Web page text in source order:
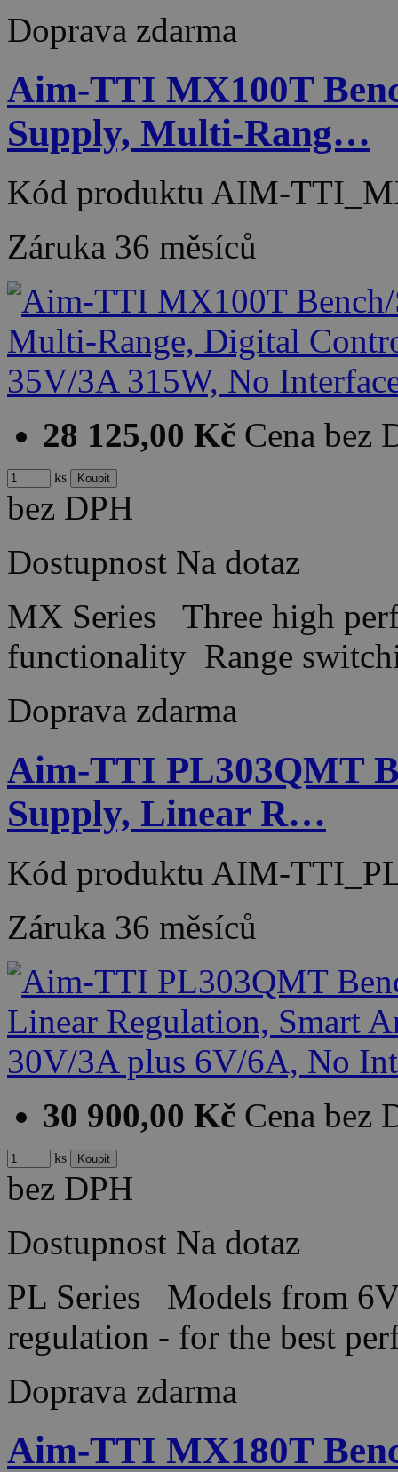
Doprava zdarma
Aim-TTI MX100T
Supply, Multi-Rang…
Kód produktu AIM-
Záruka 36 měsíců
28 125,00 Kč Cena bez
ks
bez DPH
Dostupnost Na dotaz
MX Series Three high
functionality Range
Doprava zdarma
Aim-TTI PL303QMT
Supply, Linear R…
Kód produktu AIM-
Záruka 36 měsíců
30 900,00 Kč Cena bez
ks
bez DPH
Dostupnost Na dotaz
PL Series Models from
regulation - for the best
Doprava zdarma
Aim-TTI MX180T